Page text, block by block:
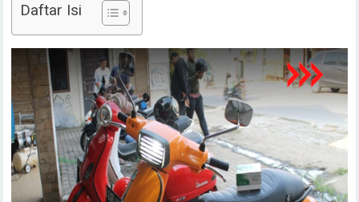
Daftar Isi